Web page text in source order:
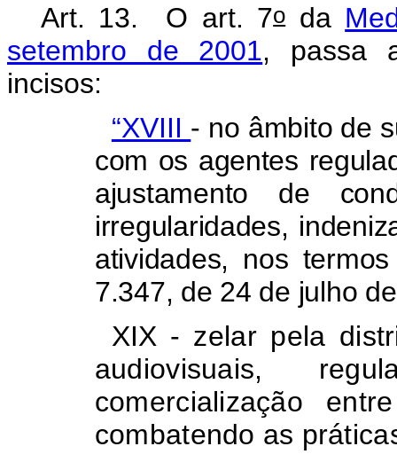
Art. 13. O art. 7oda
setembro de 2001, passa
incisos:
“XVIII - no âmbito de
com os agentes
ajustamento de
irregularidades,
atividades, nos
7.347, de 24 de julho
XIX - zelar pela
audiovisuais,
comercialização
combatendo as